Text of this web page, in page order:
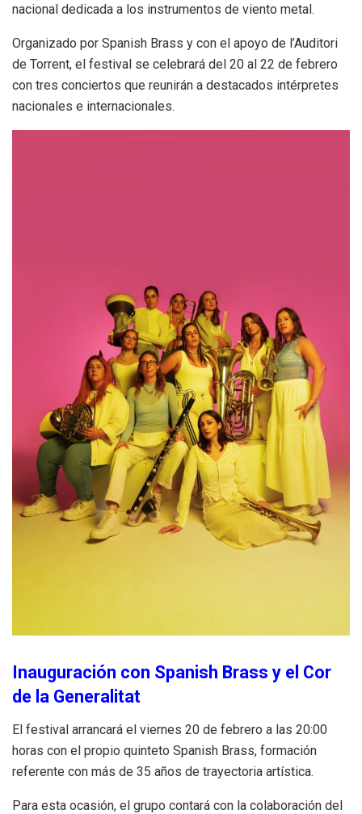
nacional dedicada a los instrumentos de viento metal.
Organizado por Spanish Brass y con el apoyo de l’Auditori
de Torrent, el festival se celebrará del 20 al 22 de febrero
con tres conciertos que reunirán a destacados intérpretes
nacionales e internacionales.
Inauguración con Spanish Brass y el Cor
de la Generalitat
El festival arrancará el viernes 20 de febrero a las 20:00
horas con el propio quinteto Spanish Brass, formación
referente con más de 35 años de trayectoria artística.
Para esta ocasión, el grupo contará con la colaboración del